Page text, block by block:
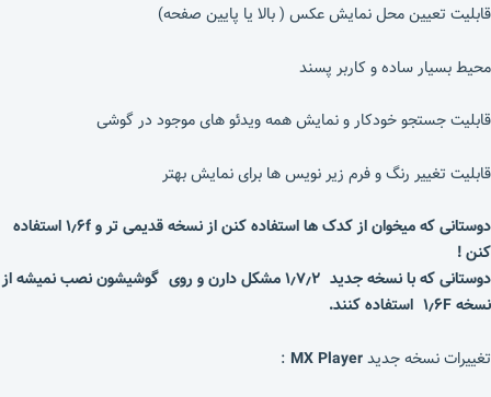
قابلیت تعیین محل نمایش عکس ( بالا یا پایین صفحه)
محیط بسیار ساده و کاربر پسند
قابلیت جستجو خودکار و نمایش همه ویدئو های موجود در گوشی
قابلیت تغییر رنگ و فرم زیر نویس ها برای نمایش بهتر
دوستانی که میخوان از کدک ها استفاده کنن از نسخه قدیمی تر و ۱٫۶f استفاده
کنن !
دوستانی که با نسخه جدید ۱٫۷٫۲ مشکل دارن و روی گوشیشون نصب نمیشه از
نسخه ۱٫۶F استفاده کنند.
تغییرات نسخه جدیدMX Player
: